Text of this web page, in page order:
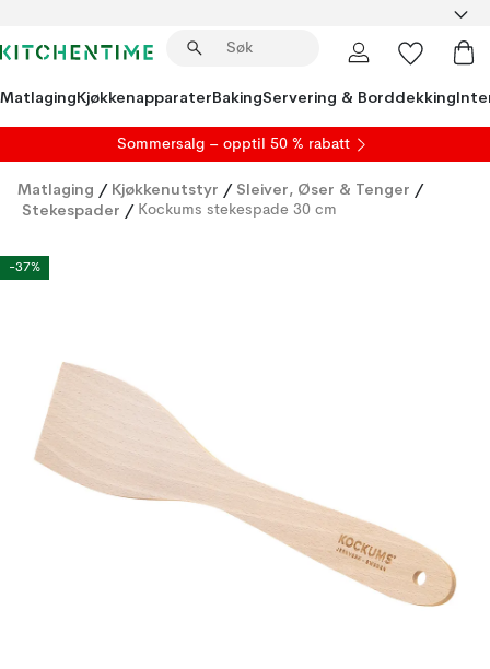
MatlagingKjøkkenapparaterBakingServering & Borddekking
Sommersalg – opptil 50 % rabatt
Matlaging / Kjøkkenutstyr / Sleiver, Øser & Tenger /
Stekespader / Kockums stekespade 30 cm
-37%